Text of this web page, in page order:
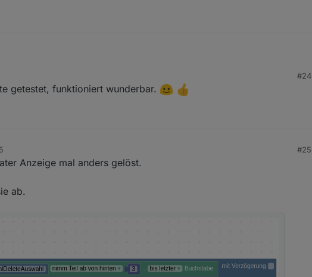
- kein NaN mehr - neue scripts im ersten post - die settings wurden nicht#24
getestet, funktioniert wunderbar.
#25
Anzeige mal anders gelöst.
ab.